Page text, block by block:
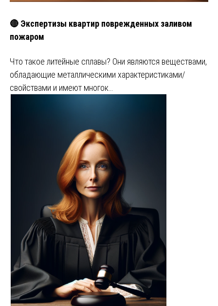
🔴 Экспертизы квартир поврежденных заливом
пожаром
Что такое литейные сплавы? Они являются веществами,
обладающие металлическими характеристиками/
свойствами и имеют многок…